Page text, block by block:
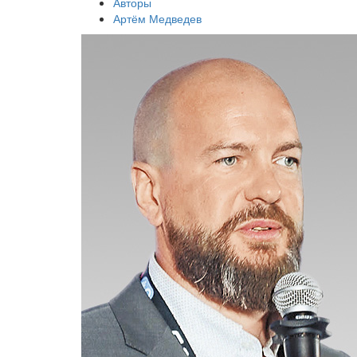
Артём Медведев